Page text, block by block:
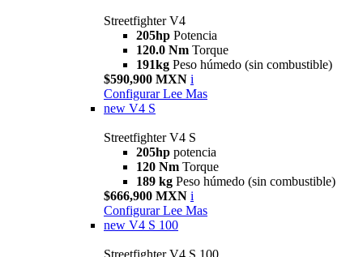
Streetfighter V4
205hp Potencia
120.0 Nm Torque
191kg Peso húmedo (sin combustible)
$590,900 MXN i
Configurar Lee Mas
new V4 S
Streetfighter V4 S
205hp potencia
120 Nm Torque
189 kg Peso húmedo (sin combustible)
$666,900 MXN i
Configurar Lee Mas
new V4 S 100